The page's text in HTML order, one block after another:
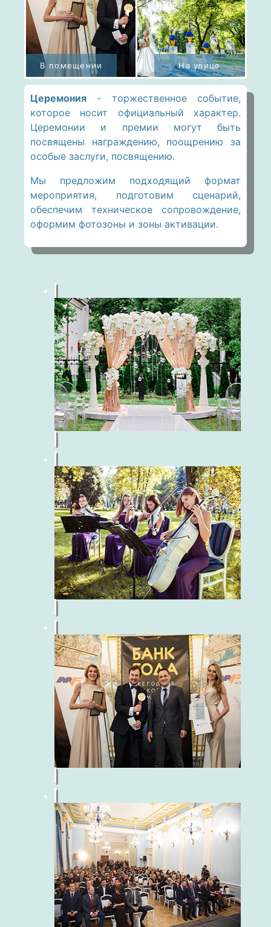
Церемония - торжественное событие,
которое носит официальный характер.
Церемонии и премии могут быть
посвящены награждению, поощрению за
особые заслуги, посвящению.
Мы предложим подходящий формат
мероприятия, подготовим сценарий,
обеспечим техническое сопровождение,
оформим фотозоны и зоны активации.